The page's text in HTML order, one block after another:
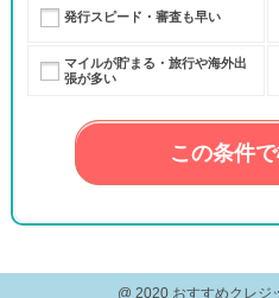
発行スピード・審査も早い
マイルが貯まる・旅行や海外出
張が多い
@ 2020 おすすめクレジ